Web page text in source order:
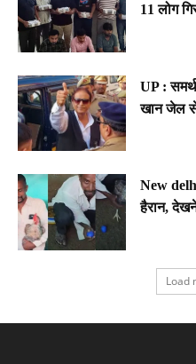
11 लोग
UP :
खान जेल से
New
हैरान,
Load